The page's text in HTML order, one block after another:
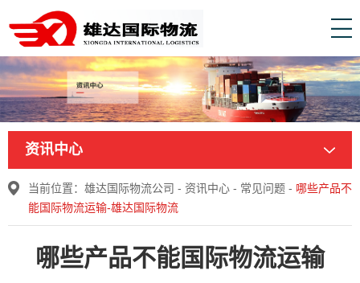
资讯中心
当前位置： 雄达国际物流公司 - 资讯中心 - 常见问题 - 哪些产品不
能国际物流运输-雄达国际物流
哪些产品不能国际物流运输